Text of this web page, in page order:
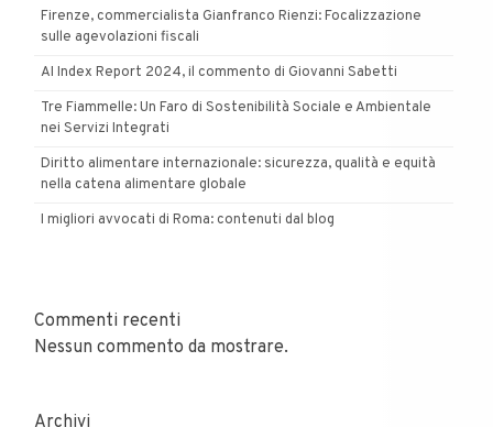
Firenze, commercialista Gianfranco Rienzi: Focalizzazione
sulle agevolazioni fiscali
AI Index Report 2024, il commento di Giovanni Sabetti
Tre Fiammelle: Un Faro di Sostenibilità Sociale e Ambientale
nei Servizi Integrati
Diritto alimentare internazionale: sicurezza, qualità e equità
nella catena alimentare globale
I migliori avvocati di Roma: contenuti dal blog
Commenti recenti
Nessun commento da mostrare.
Archivi